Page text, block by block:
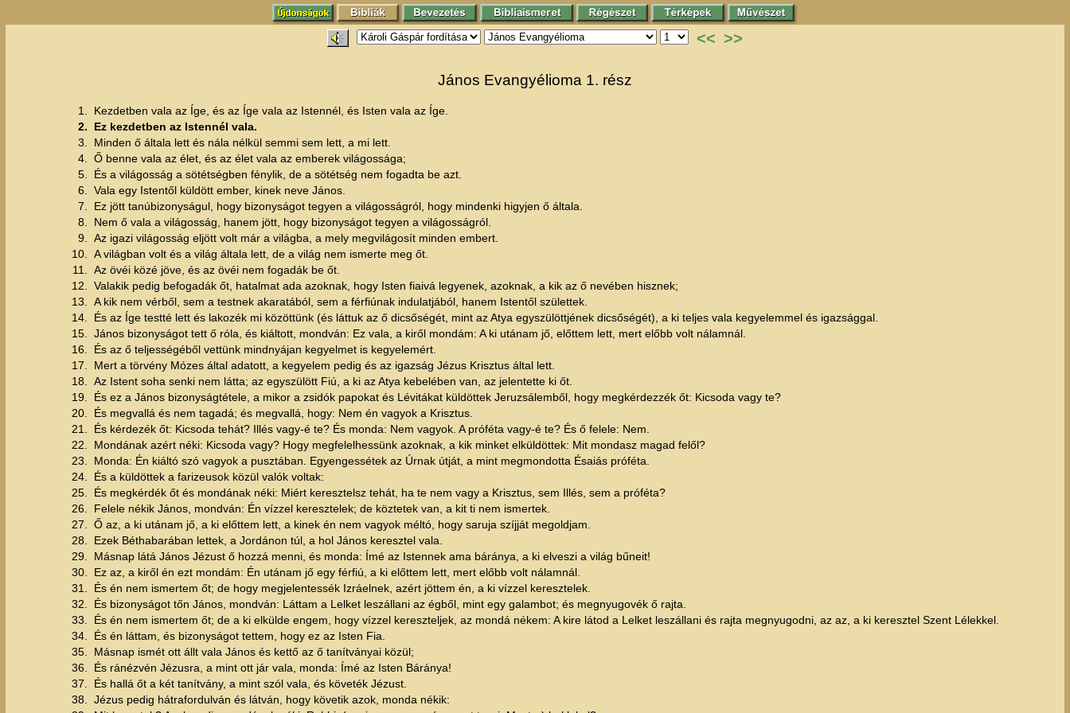
<< >>
János Evangyélioma 1. rész
1.
Kezdetben vala az Íge, és az Íge vala az Istennél, és Isten vala az Íge.
2.
Ez kezdetben az Istennél vala.
3.
Minden ő általa lett és nála nélkül semmi sem lett, a mi lett.
4.
Ő benne vala az élet, és az élet vala az emberek világossága;
5.
És a világosság a sötétségben fénylik, de a sötétség nem fogadta be azt.
6.
Vala egy Istentől küldött ember, kinek neve János.
7.
Ez jött tanúbizonyságul, hogy bizonyságot tegyen a világosságról, hogy mindenki higyjen ő általa.
8.
Nem ő vala a világosság, hanem jött, hogy bizonyságot tegyen a világosságról.
9.
Az igazi világosság eljött volt már a világba, a mely megvilágosít minden embert.
10.
A világban volt és a világ általa lett, de a világ nem ismerte meg őt.
11.
Az övéi közé jöve, és az övéi nem fogadák be őt.
12.
Valakik pedig befogadák őt, hatalmat ada azoknak, hogy Isten fiaivá legyenek, azoknak, a kik az ő nevében hisznek;
13.
A kik nem vérből, sem a testnek akaratából, sem a férfiúnak indulatjából, hanem Istentől születtek.
14.
És az Íge testté lett és lakozék mi közöttünk (és láttuk az ő dicsőségét, mint az Atya egyszülöttjének dicsőségét), a ki teljes vala kegyelemmel és igazsággal.
15.
János bizonyságot tett ő róla, és kiáltott, mondván: Ez vala, a kiről mondám: A ki utánam jő, előttem lett, mert előbb volt nálamnál.
16.
És az ő teljességéből vettünk mindnyájan kegyelmet is kegyelemért.
17.
Mert a törvény Mózes által adatott, a kegyelem pedig és az igazság Jézus Krisztus által lett.
18.
Az Istent soha senki nem látta; az egyszülött Fiú, a ki az Atya kebelében van, az jelentette ki őt.
19.
És ez a János bizonyságtétele, a mikor a zsidók papokat és Lévitákat küldöttek Jeruzsálemből, hogy megkérdezzék őt: Kicsoda vagy te?
20.
És megvallá és nem tagadá; és megvallá, hogy: Nem én vagyok a Krisztus.
21.
És kérdezék őt: Kicsoda tehát? Illés vagy-é te? És monda: Nem vagyok. A próféta vagy-é te? És ő felele: Nem.
22.
Mondának azért néki: Kicsoda vagy? Hogy megfelelhessünk azoknak, a kik minket elküldöttek: Mit mondasz magad felől?
23.
Monda: Én kiáltó szó vagyok a pusztában. Egyengessétek az Úrnak útját, a mint megmondotta Ésaiás próféta.
24.
És a küldöttek a farizeusok közül valók voltak:
25.
És megkérdék őt és mondának néki: Miért keresztelsz tehát, ha te nem vagy a Krisztus, sem Illés, sem a próféta?
26.
Felele nékik János, mondván: Én vízzel keresztelek; de köztetek van, a kit ti nem ismertek.
27.
Ő az, a ki utánam jő, a ki előttem lett, a kinek én nem vagyok méltó, hogy saruja szíjját megoldjam.
28.
Ezek Béthabarában lettek, a Jordánon túl, a hol János keresztel vala.
29.
Másnap látá János Jézust ő hozzá menni, és monda: Ímé az Istennek ama báránya, a ki elveszi a világ bűneit!
30.
Ez az, a kiről én ezt mondám: Én utánam jő egy férfiú, a ki előttem lett, mert előbb volt nálamnál.
31.
És én nem ismertem őt; de hogy megjelentessék Izráelnek, azért jöttem én, a ki vízzel keresztelek.
32.
És bizonyságot tőn János, mondván: Láttam a Lelket leszállani az égből, mint egy galambot; és megnyugovék ő rajta.
33.
És én nem ismertem őt; de a ki elkülde engem, hogy vízzel kereszteljek, az mondá nékem: A kire látod a Lelket leszállani és rajta megnyugodni, az az, a ki keresztel Szent Lélekkel.
34.
És én láttam, és bizonyságot tettem, hogy ez az Isten Fia.
35.
Másnap ismét ott állt vala János és kettő az ő tanítványai közül;
36.
És ránézvén Jézusra, a mint ott jár vala, monda: Ímé az Isten Báránya!
37.
És hallá őt a két tanítvány, a mint szól vala, és követék Jézust.
38.
Jézus pedig hátrafordulván és látván, hogy követik azok, monda nékik: